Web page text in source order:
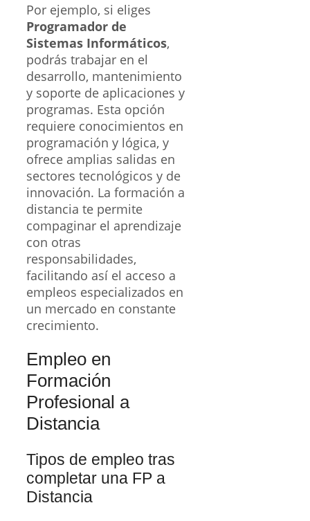
Por ejemplo, si eliges
Programador de
Sistemas Informáticos,
podrás trabajar en el
desarrollo, mantenimiento
y soporte de aplicaciones y
programas. Esta opción
requiere conocimientos en
programación y lógica, y
ofrece amplias salidas en
sectores tecnológicos y de
innovación. La formación a
distancia te permite
compaginar el aprendizaje
con otras
responsabilidades,
facilitando así el acceso a
empleos especializados en
un mercado en constante
crecimiento.
Empleo en
Formación
Profesional a
Distancia
Tipos de empleo tras
completar una FP a
Distancia